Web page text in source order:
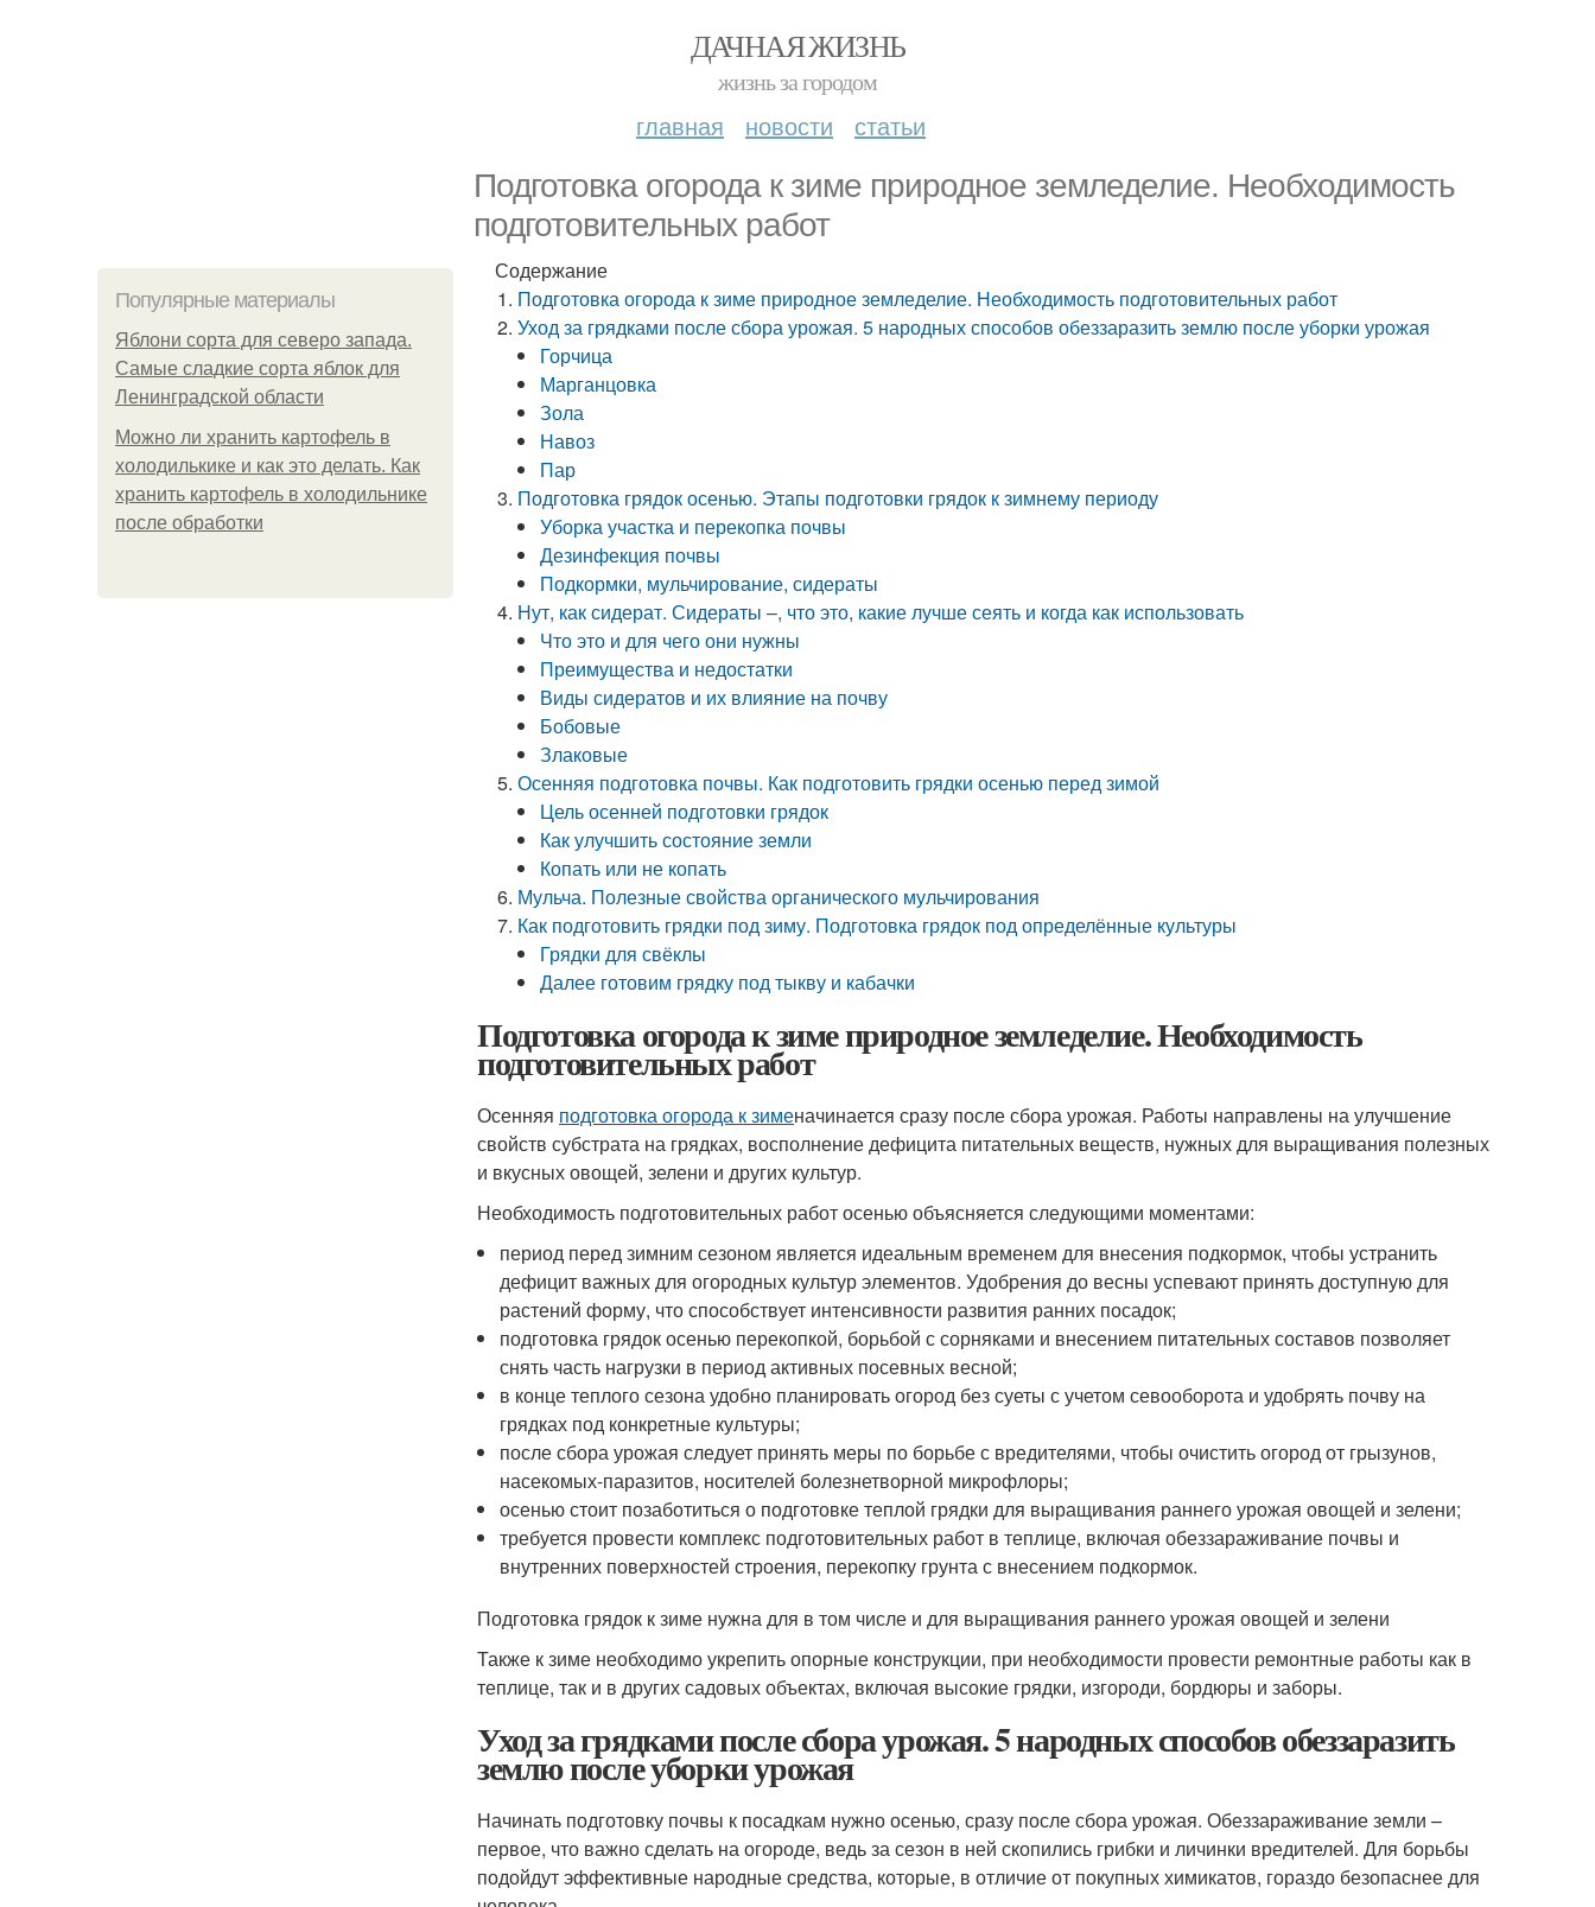
ДАЧНАЯ ЖИЗНЬ
жизнь за городом
главная новости статьи
Подготовка огорода к зиме природное земледелие. Необходимость
подготовительных работ
Популярные материалы
Яблони сорта для северо запада.
Самые сладкие сорта яблок для
Ленинградской области
Можно ли хранить картофель в
холодилькике и как это делать. Как
хранить картофель в холодильнике
после обработки
Содержание
Подготовка огорода к зиме природное земледелие. Необходимость подготовительных работ
Уход за грядками после сбора урожая. 5 народных способов обеззаразить землю после уборки урожая
Горчица
Марганцовка
Зола
Навоз
Пар
Подготовка грядок осенью. Этапы подготовки грядок к зимнему периоду
Уборка участка и перекопка почвы
Дезинфекция почвы
Подкормки, мульчирование, сидераты
Нут, как сидерат. Сидераты –, что это, какие лучше сеять и когда как использовать
Что это и для чего они нужны
Преимущества и недостатки
Виды сидератов и их влияние на почву
Бобовые
Злаковые
Осенняя подготовка почвы. Как подготовить грядки осенью перед зимой
Цель осенней подготовки грядок
Как улучшить состояние земли
Копать или не копать
Мульча. Полезные свойства органического мульчирования
Как подготовить грядки под зиму. Подготовка грядок под определённые культуры
Грядки для свёклы
Далее готовим грядку под тыкву и кабачки
Подготовка огорода к зиме природное земледелие. Необходимость
подготовительных работ
Осенняя подготовка огорода к зименачинается сразу после сбора урожая. Работы направлены на улучшение
свойств субстрата на грядках, восполнение дефицита питательных веществ, нужных для выращивания полезных
и вкусных овощей, зелени и других культур.
Необходимость подготовительных работ осенью объясняется следующими моментами:
период перед зимним сезоном является идеальным временем для внесения подкормок, чтобы устранить
дефицит важных для огородных культур элементов. Удобрения до весны успевают принять доступную для
растений форму, что способствует интенсивности развития ранних посадок;
подготовка грядок осенью перекопкой, борьбой с сорняками и внесением питательных составов позволяет
снять часть нагрузки в период активных посевных весной;
в конце теплого сезона удобно планировать огород без суеты с учетом севооборота и удобрять почву на
грядках под конкретные культуры;
после сбора урожая следует принять меры по борьбе с вредителями, чтобы очистить огород от грызунов,
насекомых-паразитов, носителей болезнетворной микрофлоры;
осенью стоит позаботиться о подготовке теплой грядки для выращивания раннего урожая овощей и зелени;
требуется провести комплекс подготовительных работ в теплице, включая обеззараживание почвы и
внутренних поверхностей строения, перекопку грунта с внесением подкормок.
Подготовка грядок к зиме нужна для в том числе и для выращивания раннего урожая овощей и зелени
Также к зиме необходимо укрепить опорные конструкции, при необходимости провести ремонтные работы как в
теплице, так и в других садовых объектах, включая высокие грядки, изгороди, бордюры и заборы.
Уход за грядками после сбора урожая. 5 народных способов обеззаразить
землю после уборки урожая
Начинать подготовку почвы к посадкам нужно осенью, сразу после сбора урожая. Обеззараживание земли –
первое, что важно сделать на огороде, ведь за сезон в ней скопились грибки и личинки вредителей. Для борьбы
подойдут эффективные народные средства, которые, в отличие от покупных химикатов, гораздо безопаснее для